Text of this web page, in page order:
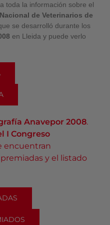
toda la información sobre el
de Veterinarios de
se desarrolló durante los
en Lleida y puede verlo
Anavepor 2008.
I Congreso
encuentran
y el listado